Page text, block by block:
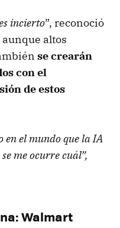
incierto”, reconoció
altos
se crearán
con el
de estos
en el mundo que la IA
me ocurre cuál”,
Walmart